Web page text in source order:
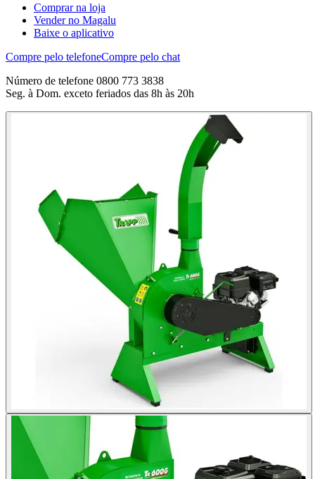
Comprar na loja
Vender no Magalu
Baixe o aplicativo
Compre pelo telefoneCompre pelo chat
Número de telefone 0800 773 3838
Seg. à Dom. exceto feriados das 8h às 20h